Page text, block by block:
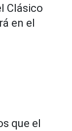
Clásico
en el
que el